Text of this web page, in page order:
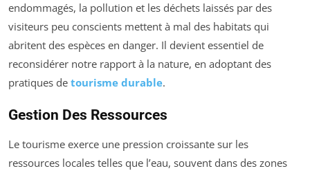
endommagés, la pollution et les déchets laissés par des
visiteurs peu conscients mettent à mal des habitats qui
abritent des espèces en danger. Il devient essentiel de
reconsidérer notre rapport à la nature, en adoptant des
pratiques de tourisme durable.
Gestion Des Ressources
Le tourisme exerce une pression croissante sur les
ressources locales telles que l’eau, souvent dans des zones